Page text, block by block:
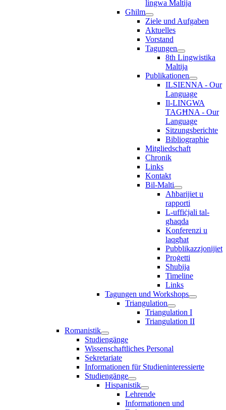
lingwa Maltija
Għilm
Ziele und Aufgaben
Aktuelles
Vorstand
Tagungen
8th Lingwistika
Maltija
Publikationen
ILSIENNA - Our
Language
Il-LINGWA
TAGĦNA - Our
Language
Sitzungsberichte
Bibliographie
Mitgliedschaft
Chronik
Links
Kontakt
Bil-Malti
Aħbarijiet u
rapporti
L-uffiċjali tal-
għaqda
Konferenzi u
laqgħat
Pubblikazzjonijiet
Proġetti
Sħubija
Timeline
Links
Tagungen und Workshops
Triangulation
Triangulation I
Triangulation II
Romanistik
Studiengänge
Wissenschaftliches Personal
Sekretariate
Informationen für Studieninteressierte
Studiengänge
Hispanistik
Lehrende
Informationen und